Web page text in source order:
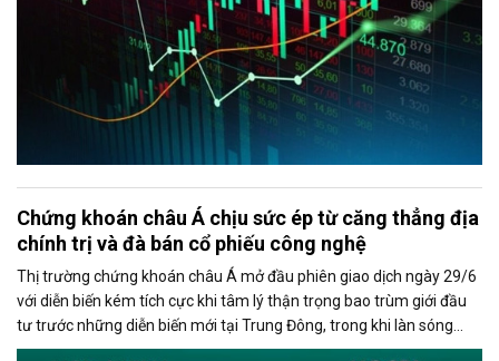
Chứng khoán châu Á chịu sức ép từ căng thẳng địa
chính trị và đà bán cổ phiếu công nghệ
Thị trường chứng khoán châu Á mở đầu phiên giao dịch ngày 29/6
với diễn biến kém tích cực khi tâm lý thận trọng bao trùm giới đầu
tư trước những diễn biến mới tại Trung Đông, trong khi làn sóng
chốt lời ở nhóm cổ phiếu công nghệ tiếp tục gây áp lực lên các chỉ